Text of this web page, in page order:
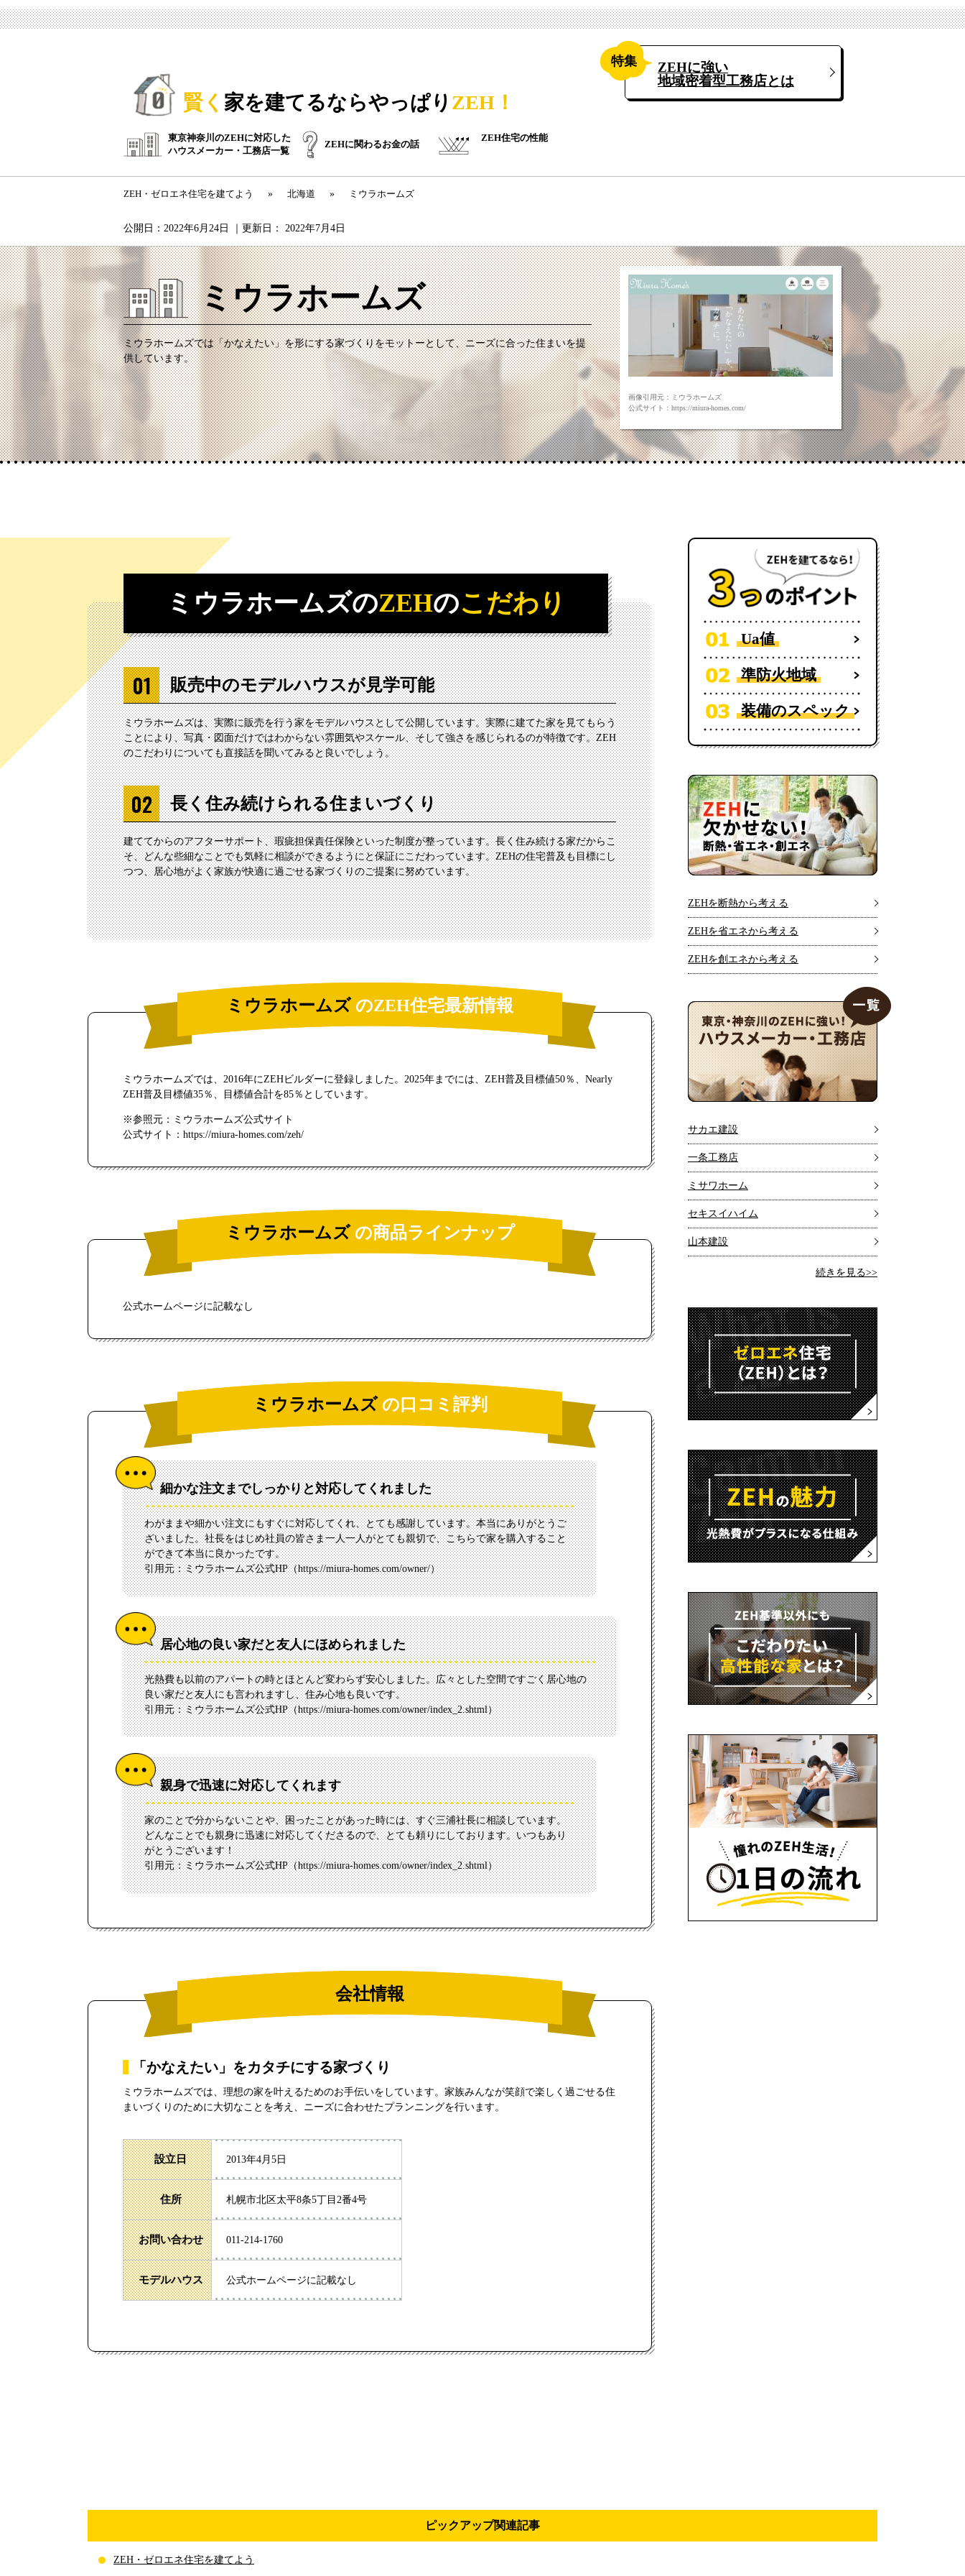
賢く 家を建てるならやっぱり ZEH！
特集
ZEHに強い
地域密着型工務店とは
東京神奈川のZEHに対応した
ハウスメーカー・工務店一覧
ZEHに関わるお金の話
ZEH住宅の性能
ZEH・ゼロエネ住宅を建てよう » 北海道 » ミウラホームズ
公開日： 2022年6月24日 ｜更新日： 2022年7月4日
ミウラホームズ
画像引用元：ミウラホームズ
公式サイト：https://miura-homes.com/
ミウラホームズでは「かなえたい」を形にする家づくりをモットーとして、ニーズに合った住まいを提
供しています。
ミウラホームズのZEHのこだわり
販売中のモデルハウスが見学可能
ミウラホームズは、実際に販売を行う家をモデルハウスとして公開しています。実際に建てた家を見てもらう
ことにより、写真・図面だけではわからない雰囲気やスケール、そして強さを感じられるのが特徴です。ZEH
のこだわりについても直接話を聞いてみると良いでしょう。
長く住み続けられる住まいづくり
建ててからのアフターサポート、瑕疵担保責任保険といった制度が整っています。長く住み続ける家だからこ
そ、どんな些細なことでも気軽に相談ができるようにと保証にこだわっています。ZEHの住宅普及も目標にし
つつ、居心地がよく家族が快適に過ごせる家づくりのご提案に努めています。
ミウラホームズのZEH住宅最新情報
ミウラホームズでは、2016年にZEHビルダーに登録しました。2025年までには、ZEH普及目標値50％、Nearly
ZEH普及目標値35％、目標値合計を85％としています。
※参照元：ミウラホームズ公式サイト
公式サイト：https://miura-homes.com/zeh/
ミウラホームズの商品ラインナップ
公式ホームページに記載なし
ミウラホームズの口コミ評判
細かな注文までしっかりと対応してくれました
わがままや細かい注文にもすぐに対応してくれ、とても感謝しています。本当にありがとうご
ざいました。社長をはじめ社員の皆さま一人一人がとても親切で、こちらで家を購入すること
ができて本当に良かったです。
引用元：ミウラホームズ公式HP（https://miura-homes.com/owner/）
居心地の良い家だと友人にほめられました
光熱費も以前のアパートの時とほとんど変わらず安心しました。広々とした空間ですごく居心地の
良い家だと友人にも言われますし、住み心地も良いです。
引用元：ミウラホームズ公式HP（https://miura-homes.com/owner/index_2.shtml）
親身で迅速に対応してくれます
家のことで分からないことや、困ったことがあった時には、すぐ三浦社長に相談しています。
どんなことでも親身に迅速に対応してくださるので、とても頼りにしております。いつもあり
がとうございます！
引用元：ミウラホームズ公式HP（https://miura-homes.com/owner/index_2.shtml）
会社情報
「かなえたい」をカタチにする家づくり
ミウラホームズでは、理想の家を叶えるためのお手伝いをしています。家族みんなが笑顔で楽しく過ごせる住
まいづくりのために大切なことを考え、ニーズに合わせたプランニングを行います。
設立日 2013年4月5日
住所 札幌市北区太平8条5丁目2番4号
お問い合わせ 011-214-1760
モデルハウス 公式ホームページに記載なし
Ua値
準防火地域
装備のスペック
ZEHを断熱から考える
ZEHを省エネから考える
ZEHを創エネから考える
サカエ建設
一条工務店
ミサワホーム
セキスイハイム
山本建設
続きを見る>>
ピックアップ関連記事
ZEH・ゼロエネ住宅を建てよう